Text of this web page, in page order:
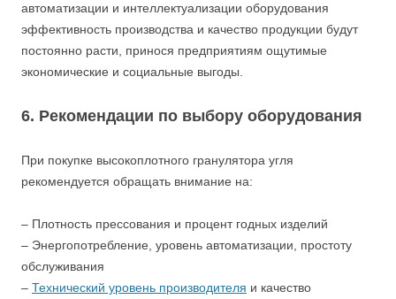
автоматизации и интеллектуализации оборудования
эффективность производства и качество продукции будут
постоянно расти, принося предприятиям ощутимые
экономические и социальные выгоды.
6. Рекомендации по выбору оборудования
При покупке высокоплотного гранулятора угля
рекомендуется обращать внимание на:
– Плотность прессования и процент годных изделий
– Энергопотребление, уровень автоматизации, простоту
обслуживания
– Технический уровень производителя и качество